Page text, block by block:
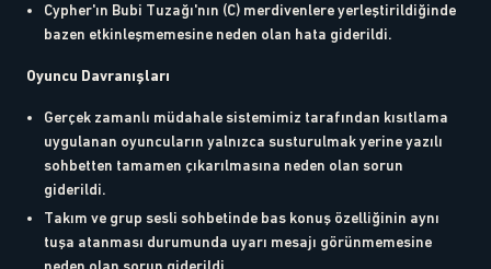
Cypher'ın Bubi Tuzağı'nın (C) merdivenlere yerleştirildiğinde
bazen etkinleşmemesine neden olan hata giderildi.
Oyuncu Davranışları
Gerçek zamanlı müdahale sistemimiz tarafından kısıtlama
uygulanan oyuncuların yalnızca susturulmak yerine yazılı
sohbetten tamamen çıkarılmasına neden olan sorun
giderildi.
Takım ve grup sesli sohbetinde bas konuş özelliğinin aynı
tuşa atanması durumunda uyarı mesajı görünmemesine